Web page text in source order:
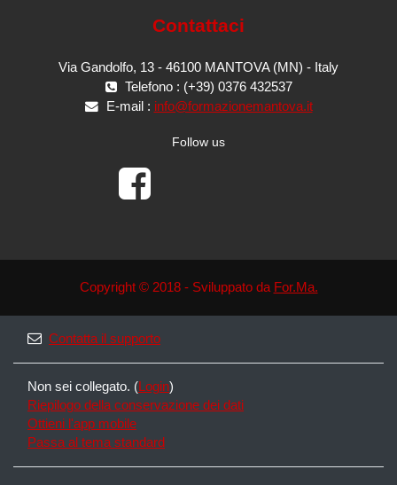
Contattaci
Via Gandolfo, 13 - 46100 MANTOVA (MN) - Italy
Telefono : (+39) 0376 432537
E-mail : info@formazionemantova.it
Follow us
Copyright © 2018 - Sviluppato da For.Ma.
Contatta il supporto
Non sei collegato. ( Login)
Riepilogo della conservazione dei dati
Ottieni l'app mobile
Passa al tema standard